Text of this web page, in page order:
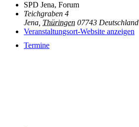
Termine
SPD Jena, Forum
Teichgraben 4
Jena, Thüringen 07743 Deutschland
Veranstaltungsort-Website anzeigen